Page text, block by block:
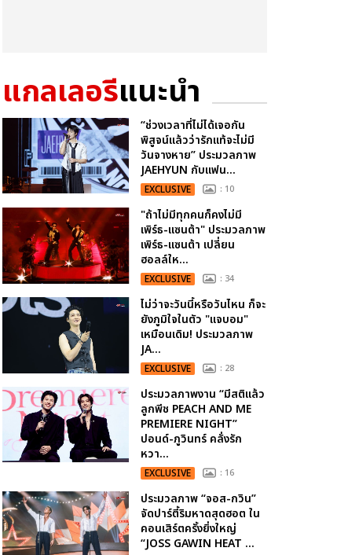
แกลเลอรีแนะนำ
“ช่วงเวลาที่ไม่ได้เจอกัน
พิสูจน์แล้วว่ารักแท้จะไม่มี
วันจางหาย” ประมวลภาพ
JAEHYUN กับแฟน...
EXCLUSIVE : 10
"ถ้าไม่มีทุกคนก็คงไม่มี
เพิร์ธ-แซนต้า" ประมวลภาพ
เพิร์ธ-แซนต้า เปลี่ยน
ฮอลล์ให...
EXCLUSIVE : 34
ไม่ว่าจะวันนี้หรือวันไหน ก็จะ
ยังภูมิใจในตัว "แจบอม"
เหมือนเดิม! ประมวลภาพ
JA...
EXCLUSIVE : 28
ประมวลภาพงาน “มีสติแล้ว
ลูกพีช PEACH AND ME
PREMIERE NIGHT”
ปอนด์-ภูวินทร์ คลั่งรัก
หวา...
EXCLUSIVE : 16
ประมวลภาพ “จอส-กวิน”
จัดปาร์ตี้ริมหาดสุดฮอต ใน
คอนเสิร์ตครั้งยิ่งใหญ่
“JOSS GAWIN HEAT ...